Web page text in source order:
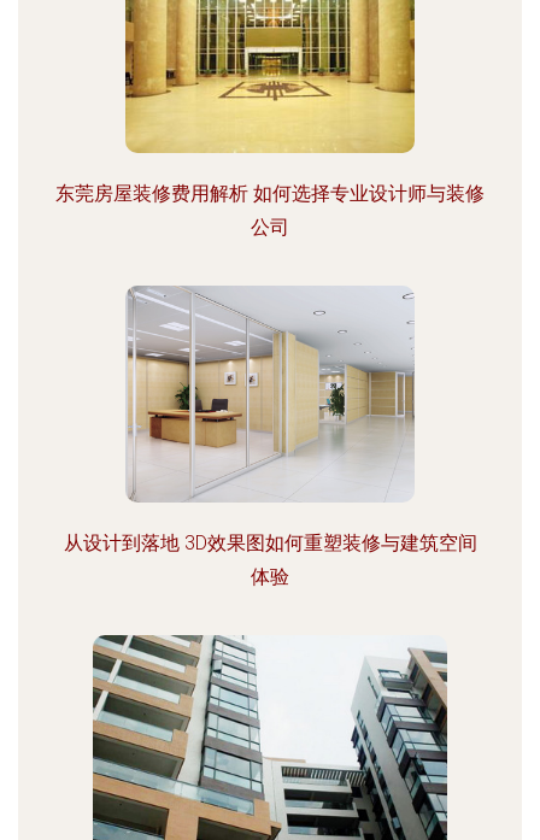
东莞房屋装修费用解析 如何选择专业设计师与装修
公司
从设计到落地 3D效果图如何重塑装修与建筑空间
体验